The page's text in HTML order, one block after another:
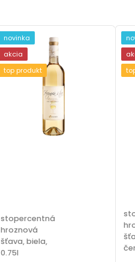
stopercentná
hroznová
šťava, biela,
0.75l
novinka
akcia
top produkt